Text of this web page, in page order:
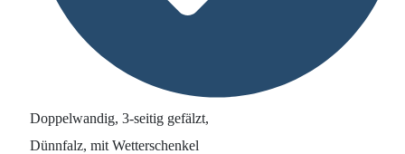
Doppelwandig, 3-seitig gefälzt,
Dünnfalz, mit Wetterschenkel